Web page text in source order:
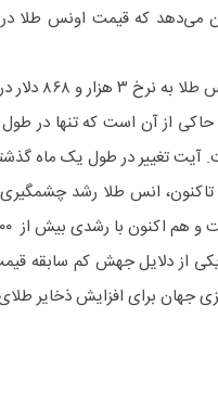
در بازار جهانی رسیده است.
ماه گذشته ۳۳۱ دلار و در طول ۶ ماه گذشته ۷۴۷ دلار بوده
از دلایل جهش کم سابقه
جهان برای افزایش ذخایر